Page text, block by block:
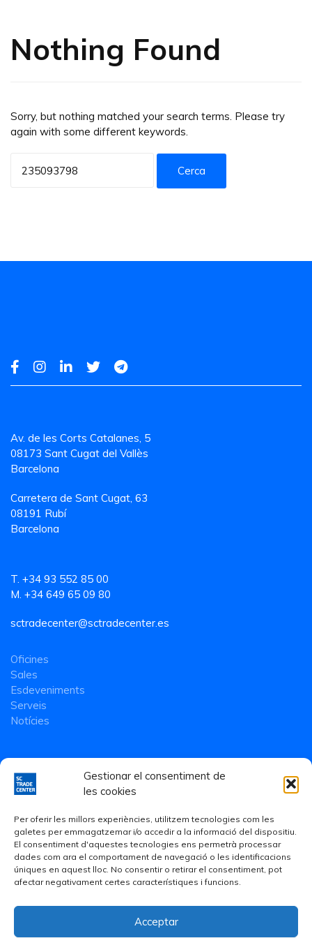
Gestionar el consentiment de
les cookies
Per oferir les millors experiències, utilitzem tecnologies com les
galetes per emmagatzemar i/o accedir a la informació del dispositiu.
El consentiment d'aquestes tecnologies ens permetrà processar
dades com ara el comportament de navegació o les identificacions
úniques en aquest lloc. No consentir o retirar el consentiment, pot
afectar negativament certes característiques i funcions.
Acceptar
Nothing Found
Sorry, but nothing matched your search terms. Please try
again with some different keywords.
Av. de les Corts Catalanes, 5
08173 Sant Cugat del Vallès
Barcelona
Carretera de Sant Cugat, 63
08191 Rubí
Barcelona
T. +34 93 552 85 00
M. +34 649 65 09 80
sctradecenter@sctradecenter.es
Oficines
Sales
Esdeveniments
Serveis
Notícies
Política de Privacitat·Política de cookies